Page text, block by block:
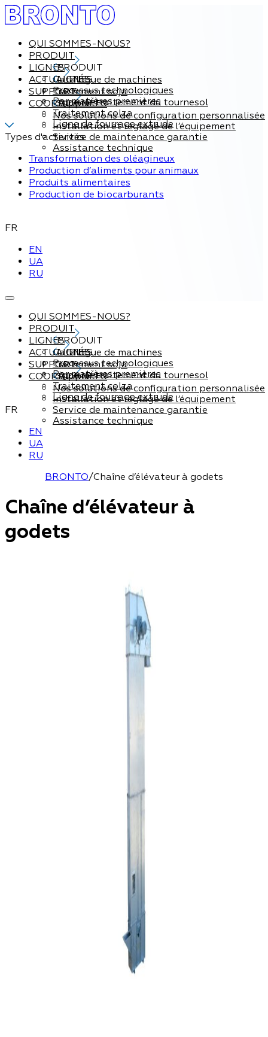
QUI SOMMES-NOUS?
PRODUIT
PRODUIT
Catalogue de machines
Processus technologiques
Par matières premières
LIGNES
LIGNES
Traitement soja
Ligne de traitement du tournesol
Traitement colza
Ligne de fourrage extrude
ACTUALITÉS
SUPPORT
Support
Nos solutions de configuration personnalisée
Installation et réglage de l’équipement
Service de maintenance garantie
Assistance technique
COORDONNÉES
Types d'activités
Transformation des oléagineux
Production d’aliments pour animaux
Produits alimentaires
Production de biocarburants
FR
EN
UA
RU
QUI SOMMES-NOUS?
PRODUIT
PRODUIT
Catalogue de machines
Processus technologiques
Par matières premières
LIGNES
LIGNES
Traitement soja
Ligne de traitement du tournesol
Traitement colza
Ligne de fourrage extrude
ACTUALITÉS
SUPPORT
Support
Nos solutions de configuration personnalisée
Installation et réglage de l’équipement
Service de maintenance garantie
Assistance technique
COORDONNÉES
FR
EN
UA
RU
BRONTO/Chaîne d’élévateur à godets
Chaîne d’élévateur à
godets